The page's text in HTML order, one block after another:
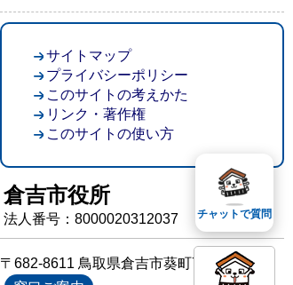
サイトマップ
プライバシーポリシー
このサイトの考えかた
リンク・著作権
このサイトの使い方
倉吉市役所
法人番号：8000020312037
〒682-8611 鳥取県倉吉市葵町722
チャットで質問